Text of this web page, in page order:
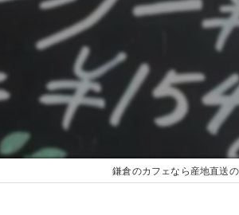
鎌倉のカフェなら産地直送